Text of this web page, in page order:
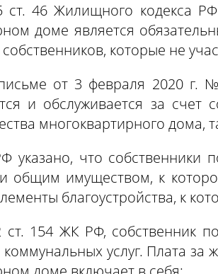
ст. 46 Жилищного кодекса
доме является
которые не
от 3 февраля 2020 г.
и обслуживается за
многоквартирного дома,
указано, что
общим имуществом, к
благоустройства, к
ст. 154 ЖК РФ, собственник
услуг. Плата